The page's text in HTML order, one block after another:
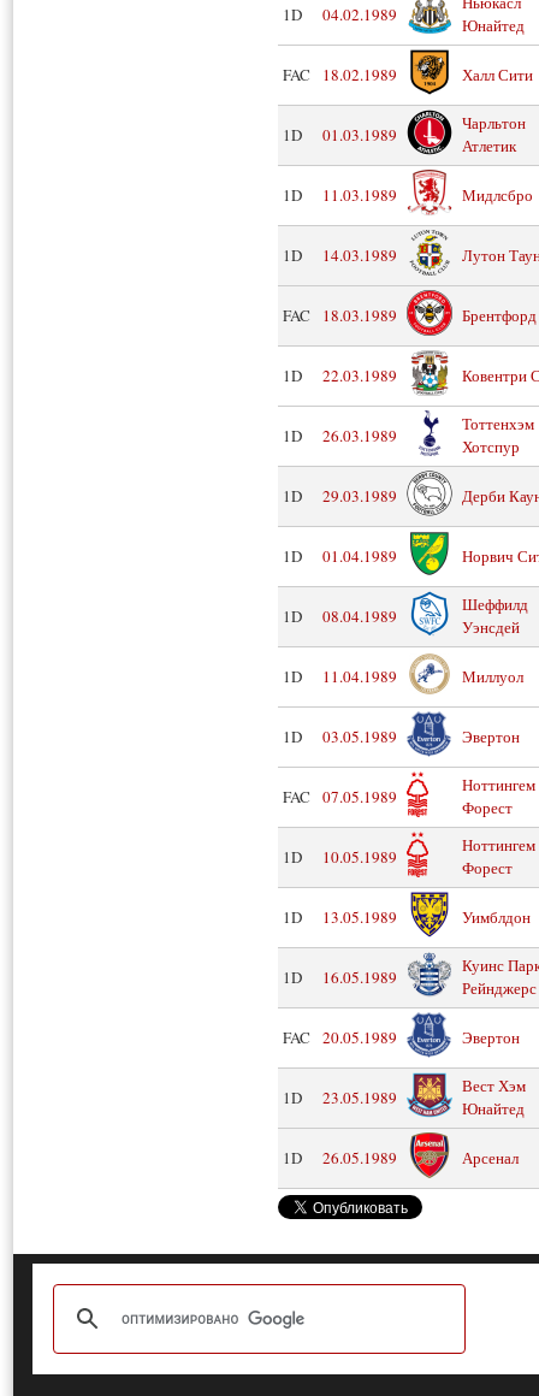
1D 04.02.1989
Юнайтед
FAC 18.02.1989 Халл Сити
1D 01.03.1989
Чарльтон
Атлетик
1D 11.03.1989 Мидлсбро
1D 14.03.1989 Лутон
FAC 18.03.1989 Брентфорд
1D 22.03.1989 Ковентри
1D 26.03.1989
Тоттенхэм
Хотспур
1D 29.03.1989 Дерби
1D 01.04.1989 Норвич
1D 08.04.1989
Шеффилд
Уэнсдей
1D 11.04.1989 Миллуол
1D 03.05.1989 Эвертон
FAC 07.05.1989
Ноттингем
Форест
1D 10.05.1989
Ноттингем
Форест
1D 13.05.1989 Уимблдон
1D 16.05.1989
Куинс
Рейнджерс
FAC 20.05.1989 Эвертон
1D 23.05.1989
Вест Хэм
Юнайтед
1D 26.05.1989 Арсенал